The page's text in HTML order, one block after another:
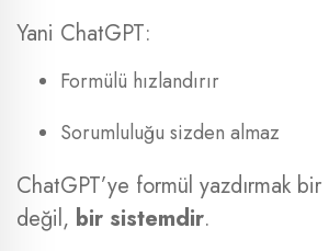
Yani ChatGPT:
Formülü hızlandırır
Sorumluluğu sizden almaz
ChatGPT’ye formül yazdırmak bir
değil, bir sistemdir.